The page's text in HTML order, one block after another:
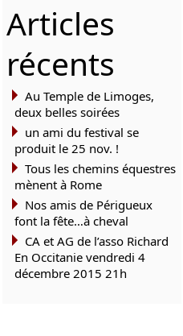
Articles
récents
Au Temple de Limoges,
deux belles soirées
un ami du festival se
produit le 25 nov. !
Tous les chemins équestres
mènent à Rome
Nos amis de Périgueux
font la fête…à cheval
CA et AG de l’asso Richard
En Occitanie vendredi 4
décembre 2015 21h